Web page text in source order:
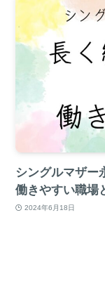
シングルマザー
働きやすい職場
2024年6月18日